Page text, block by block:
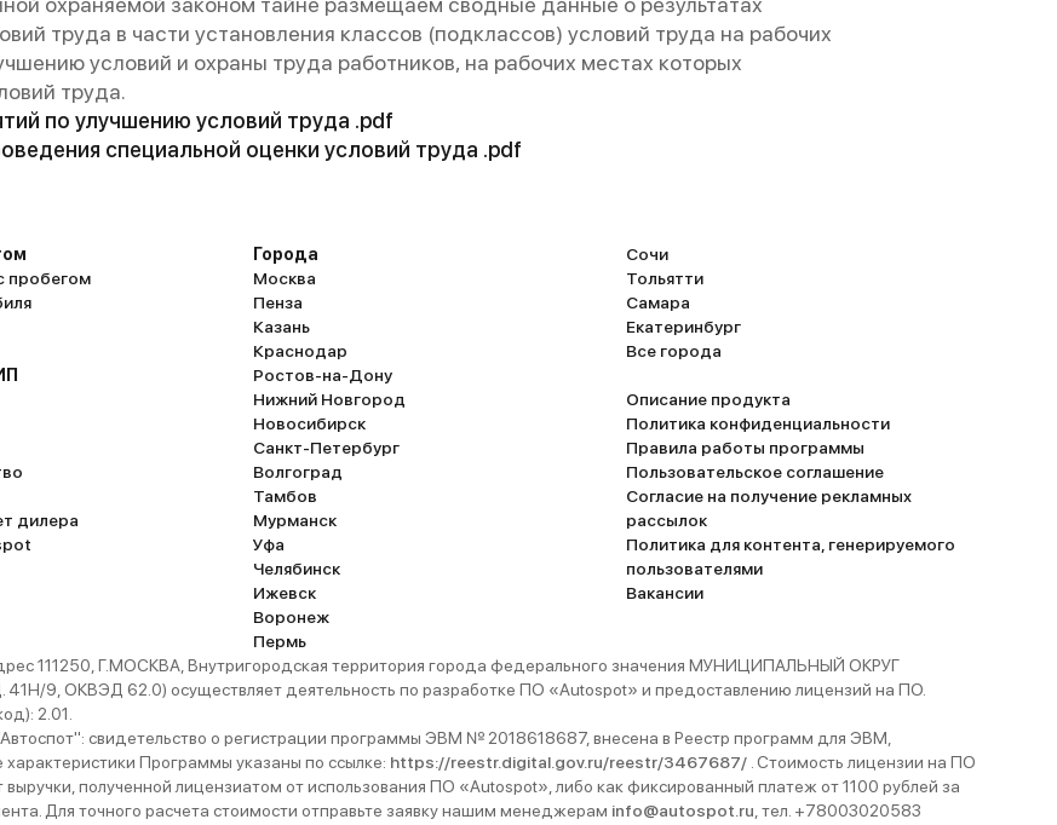
труда в части установления классов (подклассов) условий труда на рабочих
условий и охраны труда работников, на рабочих местах которых
труда.
по улучшению условий труда .pdf
специальной оценки условий труда .pdf
пробегом
дилера
Города
Москва
Пенза
Казань
Краснодар
Ростов-на-Дону
Нижний Новгород
Новосибирск
Санкт-Петербург
Волгоград
Тамбов
Мурманск
Уфа
Челябинск
Ижевск
Воронеж
Пермь
Сочи
Тольятти
Самара
Екатеринбург
Все города
Описание продукта
Политика конфиденциальности
Правила работы программы
Пользовательское соглашение
Согласие на получение рекламных
рассылок
Политика для контента, генерируемого
пользователями
Вакансии
111250, Г.МОСКВА, Внутригородская территория города федерального значения МУНИЦИПАЛЬНЫЙ ОКРУГ
ОКВЭД 62.0) осуществляет деятельность по разработке ПО «Autospot» и предоставлению лицензий на ПО.
2.01.
свидетельство о регистрации программы ЭВМ № 2018618687, внесена в Реестр программ для ЭВМ,
Программы указаны по ссылке: https://reestr.digital.gov.ru/reestr/3467687/ . Стоимость лицензии на ПО
полученной лицензиатом от использования ПО «Autospot», либо как фиксированный платеж от 1100 рублей за
Для точного расчета стоимости отправьте заявку нашим менеджерам info@autospot.ru , тел. +78003020583